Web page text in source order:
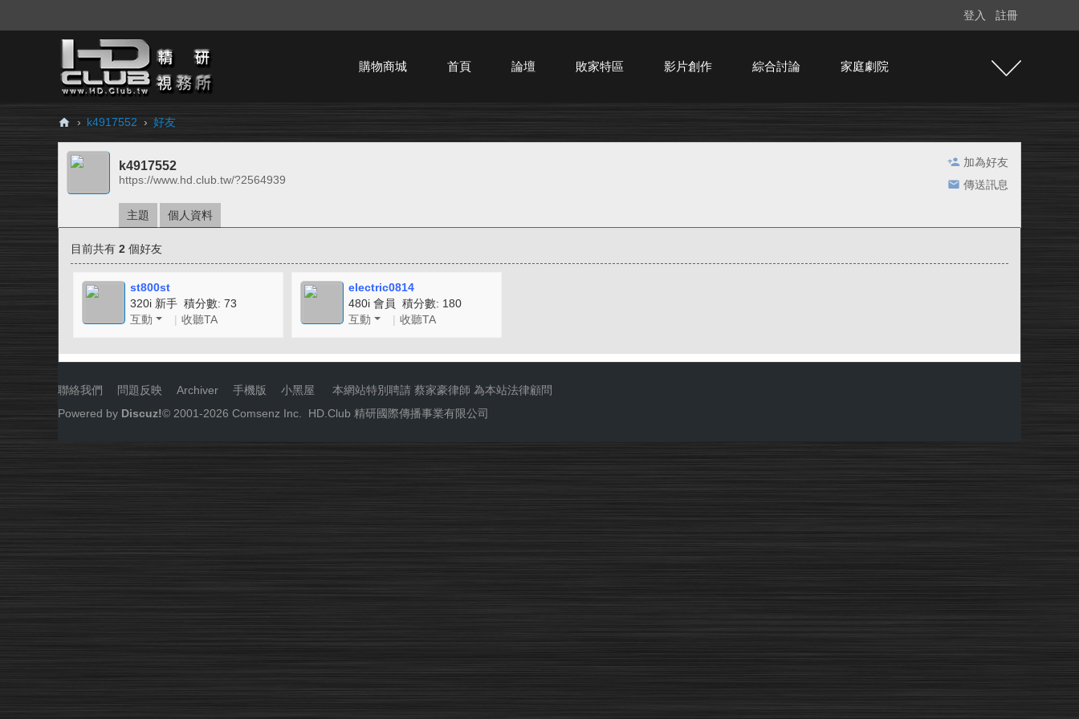
登入 註冊
購物商城 首頁 論壇 敗家特區 影片創作 綜合討論 家庭劇院
H
Cl
› k4917552 › 好友
加為好友
傳送訊息
k4917552
https://www.hd.club.tw/?2564939
主題 個人資料
目前共有 2 個好友
st800st
320i 新手 積分數: 73
互動
| 收聽TA
electric0814
480i 會員 積分數: 180
互動
| 收聽TA
聯絡我們 問題反映 Archiver 手機版 小黑屋 本網站特別聘請 蔡家豪律師 為本站法律顧問
Powered by Discuz!© 2001-2026 Comsenz Inc. HD.Club 精研國際傳播事業有限公司